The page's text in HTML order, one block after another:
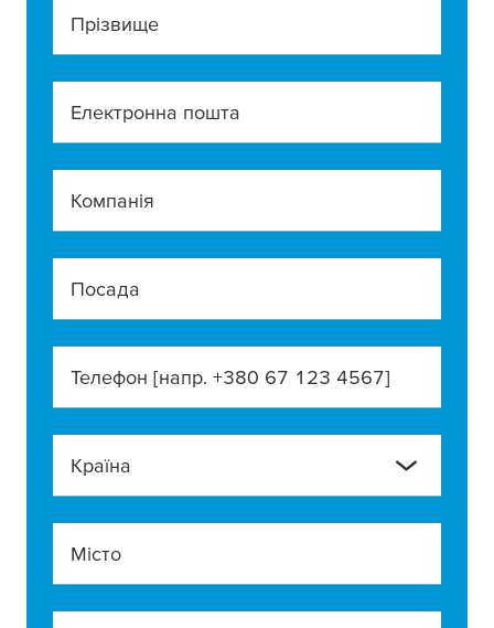
Прізвище
Електронна пошта
Компанія
Посада
Телефон [напр. +380 67 123 4567]
Країна
Місто